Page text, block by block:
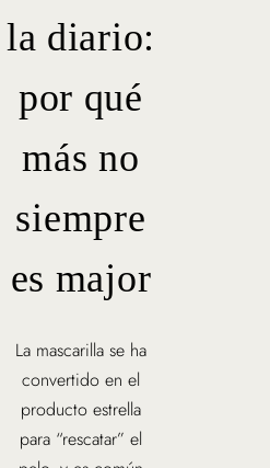
la diario:
por qué
más no
siempre
es major
La mascarilla se ha
convertido en el
producto estrella
para “rescatar” el